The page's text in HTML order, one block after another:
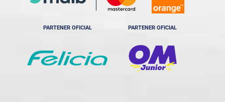
PARTENER OFICIAL PARTENER OFICIAL